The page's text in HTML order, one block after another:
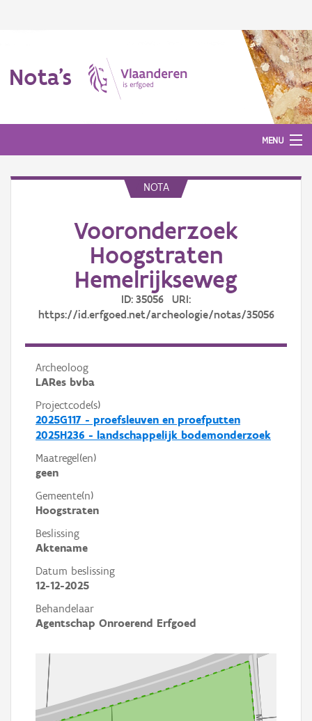
Nota's
MENU
NOTA
Vooronderzoek
Hoogstraten
Hemelrijkseweg
ID: 35056 URI:
https://id.erfgoed.net/archeologie/notas/35056
Archeoloog
LARes bvba
Projectcode(s)
2025G117 - proefsleuven en proefputten
2025H236 - landschappelijk bodemonderzoek
Maatregel(en)
geen
Gemeente(n)
Hoogstraten
Beslissing
Aktename
Datum beslissing
12-12-2025
Behandelaar
Agentschap Onroerend Erfgoed